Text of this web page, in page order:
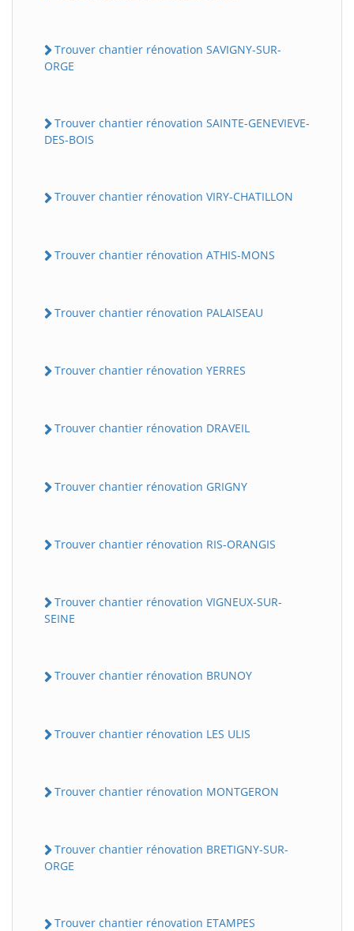
Trouver chantier rénovation SAVIGNY-SUR-
ORGE
Trouver chantier rénovation SAINTE-GENEVIEVE-
DES-BOIS
Trouver chantier rénovation VIRY-CHATILLON
Trouver chantier rénovation ATHIS-MONS
Trouver chantier rénovation PALAISEAU
Trouver chantier rénovation YERRES
Trouver chantier rénovation DRAVEIL
Trouver chantier rénovation GRIGNY
Trouver chantier rénovation RIS-ORANGIS
Trouver chantier rénovation VIGNEUX-SUR-
SEINE
Trouver chantier rénovation BRUNOY
Trouver chantier rénovation LES ULIS
Trouver chantier rénovation MONTGERON
Trouver chantier rénovation BRETIGNY-SUR-
ORGE
Trouver chantier rénovation ETAMPES